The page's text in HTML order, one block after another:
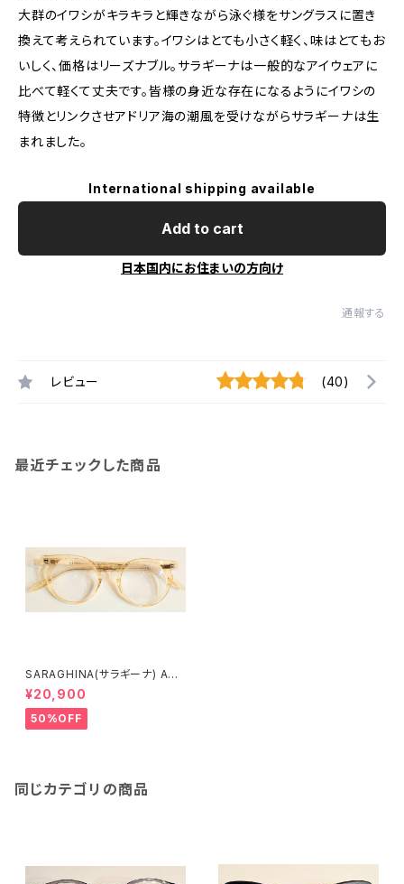
大群のイワシがキラキラと輝きながら泳ぐ様をサングラスに置き
換えて考えられています。イワシはとても小さく軽く、味はとてもお
いしく、価格はリーズナブル。サラギーナは一般的なアイウェアに
比べて軽くて丈夫です。皆様の身近な存在になるようにイワシの
特徴とリンクさせアドリア海の潮風を受けながらサラギーナは生
まれました。
International shipping available
Add to cart
日本国内にお住まいの方向け
通報する
レビュー (40)
最近チェックした商品
SARAGHINA(サラギーナ) ADE
LE 485V(メガネフレーム)
¥20,900
50%OFF
同じカテゴリの商品